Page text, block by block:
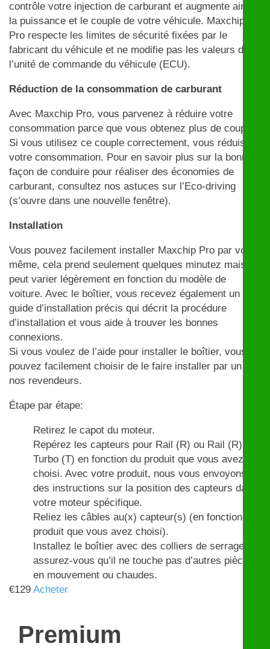
contrôle votre injection de carburant et augmente ainsi
la puissance et le couple de votre véhicule. Maxchip
Pro respecte les limites de sécurité fixées par le
fabricant du véhicule et ne modifie pas les valeurs de
l’unité de commande du véhicule (ECU).
Réduction de la consommation de carburant
Avec Maxchip Pro, vous parvenez à réduire votre
consommation parce que vous obtenez plus de couple.
Si vous utilisez ce couple correctement, vous réduisez
votre consommation. Pour en savoir plus sur la bonne
façon de conduire pour réaliser des économies de
carburant, consultez nos astuces sur l’Eco-driving
(s’ouvre dans une nouvelle fenêtre).
Installation
Vous pouvez facilement installer Maxchip Pro par vous-
même, cela prend seulement quelques minutez mais
peut varier légèrement en fonction du modèle de
voiture. Avec le boîtier, vous recevez également un
guide d’installation précis qui décrit la procédure
d’installation et vous aide à trouver les bonnes
connexions.
Si vous voulez de l’aide pour installer le boîtier, vous
pouvez facilement choisir de le faire installer par un de
nos revendeurs.
Étape par étape:
Retirez le capot du moteur.
Repérez les capteurs pour Rail (R) ou Rail (R) et
Turbo (T) en fonction du produit que vous avez
choisi. Avec votre produit, nous vous envoyons
des instructions sur la position des capteurs dans
votre moteur spécifique.
Reliez les câbles au(x) capteur(s) (en fonction du
produit que vous avez choisi).
Installez le boîtier avec des colliers de serrage et
assurez-vous qu’il ne touche pas d’autres pièces
en mouvement ou chaudes.
€129 Acheter
Premium